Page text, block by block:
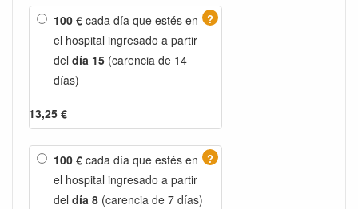
100 €cada día que estés en
el hospital ingresado a partir
del día 15(carencia de 14
días)
13,25 €
?
100 €cada día que estés en
el hospital ingresado a partir
del día 8(carencia de 7 días)
?